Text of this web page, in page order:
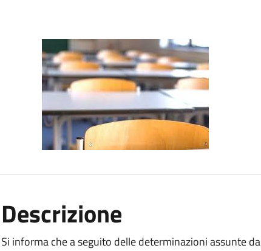
Descrizione
Si informa che a seguito delle determinazioni assunte